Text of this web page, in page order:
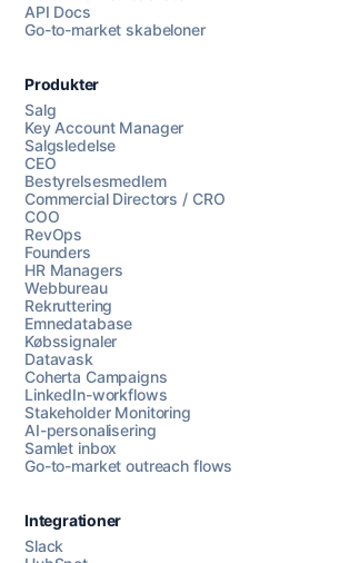
API Docs
Go-to-market skabeloner
Produkter
Salg
Key Account Manager
Salgsledelse
CEO
Bestyrelsesmedlem
Commercial Directors / CRO
COO
RevOps
Founders
HR Managers
Webbureau
Rekruttering
Emnedatabase
Købssignaler
Datavask
Coherta Campaigns
LinkedIn-workflows
Stakeholder Monitoring
AI-personalisering
Samlet inbox
Go-to-market outreach flows
Integrationer
Slack